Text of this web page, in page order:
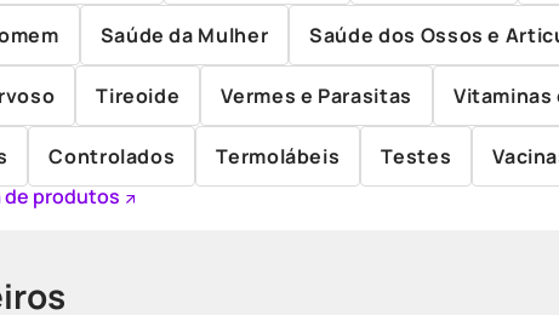
Saúde da Mulher Saúde dos Ossos e
Tireoide Vermes e Parasitas Vitaminas
Controlados Termolábeis Testes
de produtos